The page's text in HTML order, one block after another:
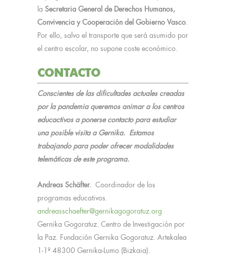
la Secretaria General de Derechos Humanos,
Convivencia y Cooperación del Gobierno Vasco.
Por ello, salvo el transporte que será asumido por
el centro escolar, no supone coste económico.
CONTACTO
Conscientes de las dificultades actuales creadas
por la pandemia queremos animar a los centros
educactivos a ponerse contacto para estudiar
una posible visita a Gernika. Estamos
trabajando para poder ofrecer modalidades
telemáticas de este programa.
Andreas Schäfter. Coordinador de los
programas educativos.
andreasschaefter@gernikagogoratuz.org
Gernika Gogoratuz. Centro de Investigación por
la Paz. Fundación Gernika Gogoratuz. Artekalea
1-1º 48300 Gernika-Lumo (Bizkaia).